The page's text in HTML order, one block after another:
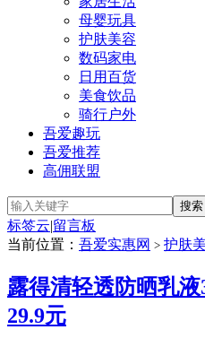
母婴玩具
护肤美容
数码家电
日用百货
美食饮品
骑行户外
吾爱趣玩
吾爱推荐
高佣联盟
标签云|留言板
当前位置： 吾爱实惠网 > 护肤
露得清轻透防晒乳液
29.9元